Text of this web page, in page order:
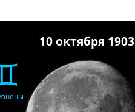
10 октября 1903